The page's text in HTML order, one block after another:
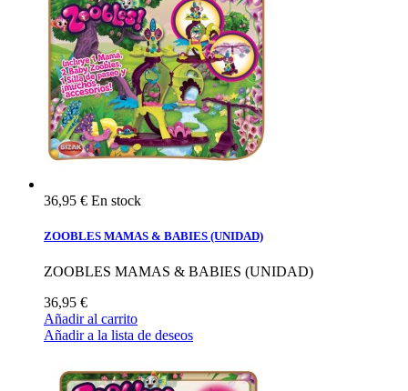
36,95 € En stock
ZOOBLES MAMAS & BABIES (UNIDAD)
ZOOBLES MAMAS & BABIES (UNIDAD)
36,95 €
Añadir al carrito
Añadir a la lista de deseos